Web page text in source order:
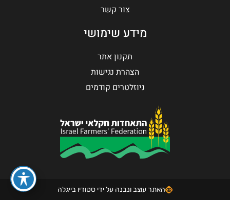
צור קשר
מידע שימושי
תקנון אתר
הצהרת נגישות
ניוזלטרים קודמים
האתר עוצב ונבנה על ידי סטודיו בייגלה